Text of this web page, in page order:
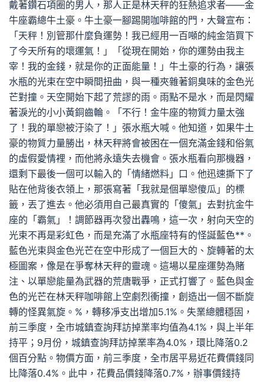
戴著鑽石項圈的男人，那人正是林天秤的狂熱追求者——金
牛座霸總牛土豪。牛土豪一腳踢開咖啡館的門，大聲宣布：
「天秤！別管那什麼負運勢！我已經用一百噸的純金箔買下
了今天所有的壞運氣！」「從現在開始，你的運勢由我主
宰！我的金錢，就是你的正面能量！」牛土豪的行為，讓張
水瓶的光束在空中瞬間扭曲，與一種夾雜著銅臭味的金色光
芒對撞。天空開始下起了荒謬的雨。雨點不是水，而是閃耀
著淚光的小小黃銅齒輪。「不行！金牛座的物質力量太強
了！我的單戀被汙染了！」張水瓶大喊。他知道，如果牛土
豪的物質力量勝出，林天秤將會被困在一個充滿金錢和俗氣
的虛假愛情裡，而他將永遠失去機會。張水瓶看向那機器，
還剩下最後一個可以輸入的「情緒燃料」口。他迅速撕下了
貼在他背後衣領上，那張寫著「我就是個單戀傻瓜」的標
籤，丟了進去。他必須用自己最真實的「傻氣」去對抗金牛
座的「霸氣」！調節器再次發出轟鳴，這一次，射向天空的
光束不再是彩虹色，而是充滿了水瓶座特有的怪誕藍色**。
藍色光束與金色光芒在空中形成了一個巨大的、旋轉著的太
極圖案，像是在爭奪林天秤的靈魂。這場以星座運勢為賭
注、以單戀能量為武器的荒唐戰爭，正式打響了。藍色與金
色的光芒在林天秤咖啡館上空劇烈衝撞，創造出一個不斷旋
轉的怪異氣旋。%，轉移凈支出增加5.1%。失業總體穩固，
前三季度，全市城鎮查詢拜訪掉業率均值為4.1%，與上半年
持平；9月份，城鎮查詢拜訪掉業率為4.0%，環比降落0.2
個百分點。物價方面，前三季度，全市居平易近花費價錢同
比降落0.4%。此中，花費品價錢降落0.7%，辦事價錢持